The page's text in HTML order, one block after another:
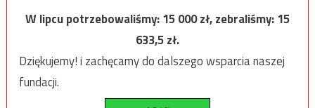
W lipcu potrzebowaliśmy:15 000zł, zebraliśmy:15
633,5zł.
Dziękujemy! i zachęcamy do dalszego wsparcia naszej
fundacji.